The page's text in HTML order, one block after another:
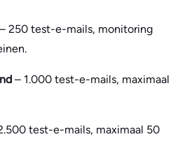
– 250 test-e-mails, monitoring
– 1.000 test-e-mails, maximaal
test-e-mails, maximaal 50